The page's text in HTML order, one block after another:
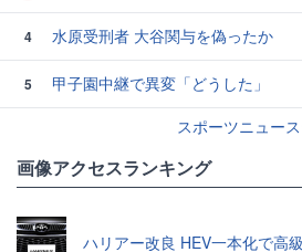
4 水原受刑者 大谷関与を偽ったか
5
甲子園中継で異変「どうした」
スポーツニュー
画像アクセスランキング
ハリアー改良 HEV一本化で高